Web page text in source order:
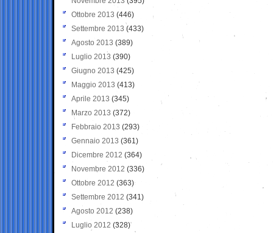
Ottobre 2013 (446)
Settembre 2013 (433)
Agosto 2013 (389)
Luglio 2013 (390)
Giugno 2013 (425)
Maggio 2013 (413)
Aprile 2013 (345)
Marzo 2013 (372)
Febbraio 2013 (293)
Gennaio 2013 (361)
Dicembre 2012 (364)
Novembre 2012 (336)
Ottobre 2012 (363)
Settembre 2012 (341)
Agosto 2012 (238)
Luglio 2012 (328)